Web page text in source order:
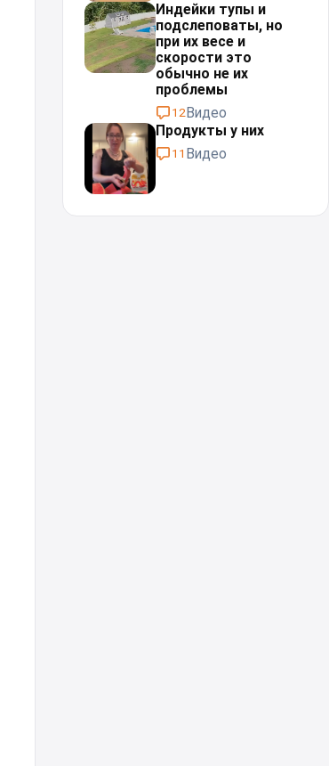
Индейки тупы и
подслеповаты, но
при их весе и
скорости это
обычно не их
проблемы⁠⁠
12Видео
Продукты у них
11 Видео